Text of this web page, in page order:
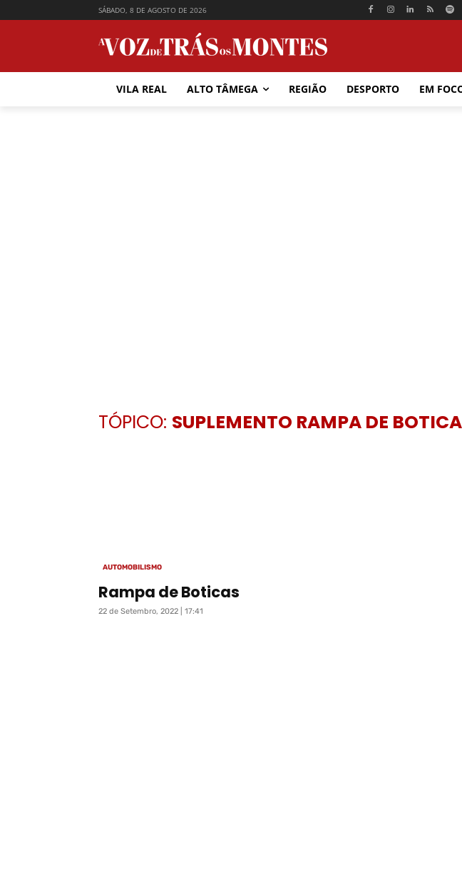
SÁBADO, 8 DE AGOSTO DE 2026
VILA REAL ALTO TÂMEGA REGIÃO DESPORTO EM
TÓPICO: SUPLEMENTO RAMPA DE
AUTOMOBILISMO
Rampa de Boticas
22 de Setembro, 2022 | 17:41